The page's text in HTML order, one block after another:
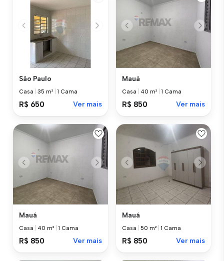
São Paulo
Casa |35 m² |1 Cama
R$ 650 Ver mais
Mauá
Casa 40 m² |1 Cama
R$ 850 Ver mais
Mauá
Casa 40 m² |1 Cama
R$ 850 Ver mais
Mauá
Casa |50 m² |1 Cama
R$ 850 Ver mais